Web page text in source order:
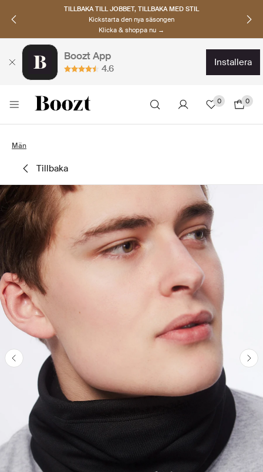
TILLBAKA TILL JOBBET, TILLBAKA MED STIL
Kickstarta den nya säsongen
Klicka & shoppa nu →
Boozt App
4.6
installera
0 0
Män
tillbaka